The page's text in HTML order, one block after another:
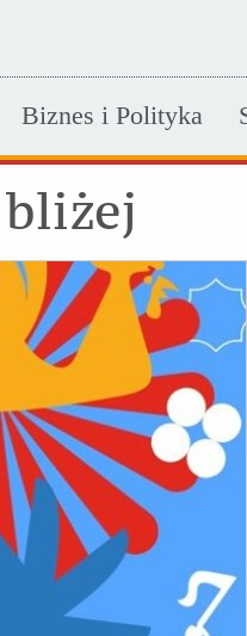
Biznes i Polityka